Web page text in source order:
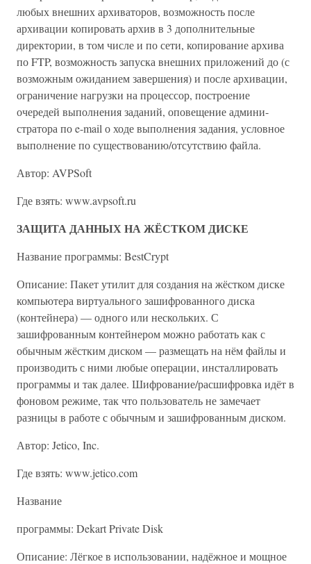
любых внешних архиваторов, возможность после
архивации копировать архив в 3 дополнительные
директории, в том числе и по сети, копирование архива
по FTP, возможность запуска внешних приложений до (с
возможным ожиданием завершения) и после архивации,
ограничение нагрузки на процессор, построение
очередей выполнения заданий, оповещение админи­
стратора по e-mail о ходе выполнения задания, условное
выполнение по существованию/отсутствию файла.
Автор: AVPSoft
Где взять: www.avpsoft.ru
ЗАЩИТА ДАННЫХ НА ЖЁСТКОМ ДИСКЕ
Название программы: BestCrypt
Описание: Пакет утилит для создания на жёстком диске
компьютера виртуального зашифрованного диска
(контейнера) — одного или нескольких. С
зашифрованным контейнером можно работать как с
обычным жёстким диском — размещать на нём файлы и
производить с ними любые операции, инсталлировать
программы и так далее. Шифрование/расшифровка идёт в
фоновом режиме, так что пользователь не замечает
разницы в работе с обычным и зашифрованным диском.
Автор: Jetico, Inc.
Где взять: www.jetico.com
Название
программы: Dekart Private Disk
Описание: Лёгкое в использовании, надёжное и мощное